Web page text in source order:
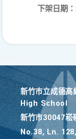
下架日期：
新竹巿立成德
High School
新竹巿30047崧
No.38, Ln.